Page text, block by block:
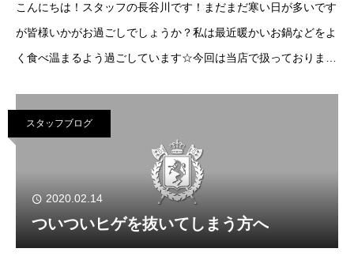
こんにちは！スタッフの長谷川です！まだまだ寒い日が多いです
が皆様いかがお過ごしでしょうか？私は最近暖かいお鍋などをよ
く食べ温まるよう過ごしています☆今回は当店で扱っております
クスの特性を改めて説明し、違いを比べていきたい
スタッフブログ
2020.02.14
ついついヒゲを抜いてしまう方へ